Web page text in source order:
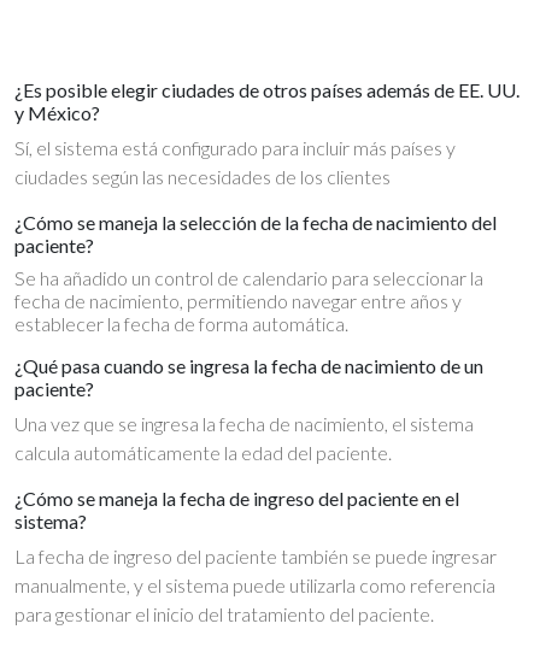
¿Es posible elegir ciudades de otros países además de EE. UU.
y México?
Sí, el sistema está configurado para incluir más países y
ciudades según las necesidades de los clientes
¿Cómo se maneja la selección de la fecha de nacimiento del
paciente?
Se ha añadido un control de calendario para seleccionar la
fecha de nacimiento, permitiendo navegar entre años y
establecer la fecha de forma automática.
¿Qué pasa cuando se ingresa la fecha de nacimiento de un
paciente?
Una vez que se ingresa la fecha de nacimiento, el sistema
calcula automáticamente la edad del paciente.
¿Cómo se maneja la fecha de ingreso del paciente en el
sistema?
La fecha de ingreso del paciente también se puede ingresar
manualmente, y el sistema puede utilizarla como referencia
para gestionar el inicio del tratamiento del paciente.